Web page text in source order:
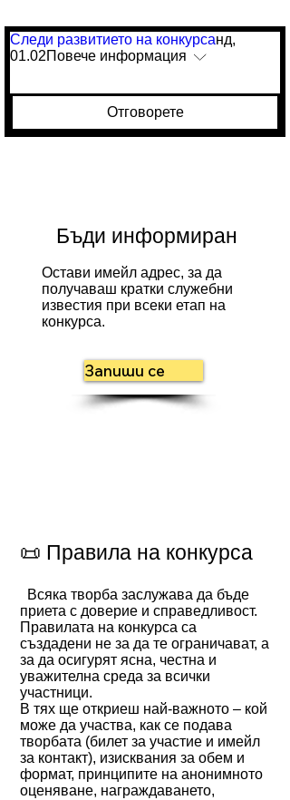
Следи развитието на конкурсанд,
01.02Повече информация
Отговорете
Бъди информиран
Остави имейл адрес, за да
получаваш кратки служебни
известия при всеки етап на
конкурса.
Запиши се
📜 Правила на конкурса
Всяка творба заслужава да бъде
приета с доверие и справедливост.
Правилата на конкурса са
създадени не за да те ограничават, а
за да осигурят ясна, честна и
уважителна среда за всички
участници.
В тях ще откриеш най-важното – кой
може да участва, как се подава
творбата (билет за участие и имейл
за контакт), изисквания за обем и
формат, принципите на анонимното
оценяване, награждаването,